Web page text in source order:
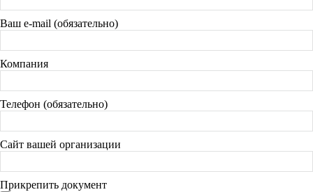
Ваш e-mail (обязательно)
Компания
Телефон (обязательно)
Сайт вашей организации
Прикрепить документ